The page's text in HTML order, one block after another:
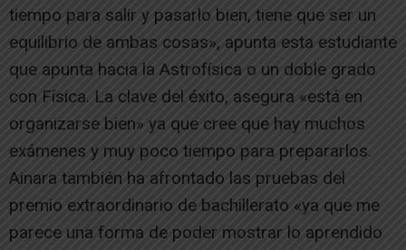
tiempo para salir y pasarlo bien, tiene que ser un
equilibrio de ambas cosas», apunta esta estudiante
que apunta hacia la Astrofísica o un doble grado
con Física. La clave del éxito, asegura «está en
organizarse bien» ya que cree que hay muchos
exámenes y muy poco tiempo para prepararlos.
Ainara también ha afrontado las pruebas del
premio extraordinario de bachillerato «ya que me
parece una forma de poder mostrar lo aprendido